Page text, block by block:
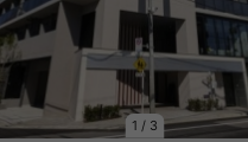
1 / 3